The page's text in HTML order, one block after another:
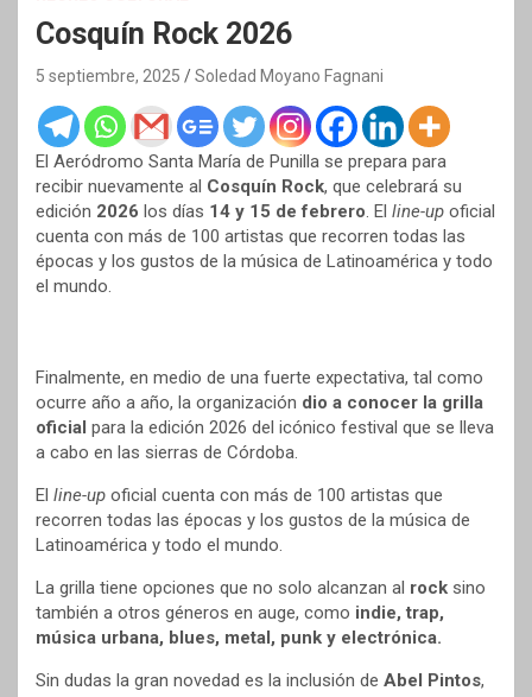
Cosquín Rock 2026
5 septiembre, 2025 Soledad Moyano Fagnani
El Aeródromo Santa María de Punilla se prepara para
recibir nuevamente al Cosquín Rock, que celebrará su
edición 2026 los días 14 y 15 de febrero. El line-up oficial
cuenta con más de 100 artistas que recorren todas las
épocas y los gustos de la música de Latinoamérica y todo
el mundo.
Finalmente, en medio de una fuerte expectativa, tal como
ocurre año a año, la organización dio a conocer la grilla
oficial para la edición 2026 del icónico festival que se lleva
a cabo en las sierras de Córdoba.
El line-up oficial cuenta con más de 100 artistas que
recorren todas las épocas y los gustos de la música de
Latinoamérica y todo el mundo.
La grilla tiene opciones que no solo alcanzan al rock sino
también a otros géneros en auge, como indie, trap,
música urbana, blues, metal, punk y electrónica.
Sin dudas la gran novedad es la inclusión de Abel Pintos,